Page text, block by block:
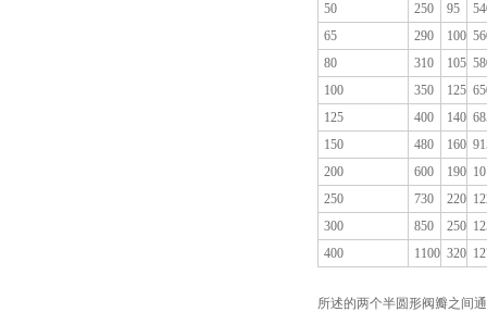
50
250 95
65
290 100
80
310 105
100
350 125
125
400 140
150
480 160
200
600 190
250
730 220
300
850 250
400
1100 320
所述的两个半圆形阀瓣之间